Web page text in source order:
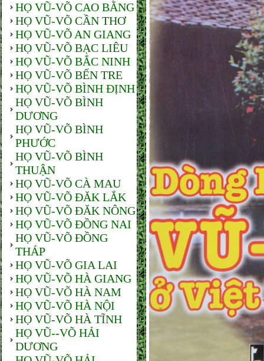
HỌ VŨ-VÕ CAO BẰNG
HỌ VŨ-VÕ CẦN THƠ
HỌ VŨ-VÕ AN GIANG
HỌ VŨ-VÕ BẠC LIÊU
HỌ VŨ-VÕ BẮC NINH
HỌ VŨ-VÕ BẾN TRE
HỌ VŨ-VÕ BÌNH ĐỊNH
HỌ VŨ-VÕ BÌNH
DƯƠNG
HỌ VŨ-VÕ BÌNH
PHƯỚC
HỌ VŨ-VÕ BÌNH
THUẬN
HỌ VŨ-VÕ CÀ MAU
HỌ VŨ-VÕ ĐĂK LẮK
HỌ VŨ-VÕ ĐĂK NÔNG
HỌ VŨ-VÕ ĐỒNG NAI
HỌ VŨ-VÕ ĐỒNG
THÁP
HỌ VŨ-VÕ GIA LAI
HỌ VŨ-VÕ HÀ GIANG
HỌ VŨ-VÕ HÀ NAM
HỌ VŨ-VÕ HÀ NỘI
HỌ VŨ-VÕ HÀ TĨNH
HỌ VŨ--VÕ HẢI
DƯƠNG